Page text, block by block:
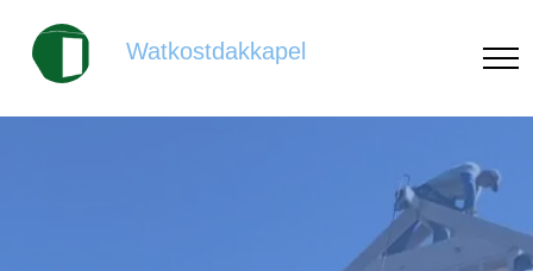
Watkostdakkapel